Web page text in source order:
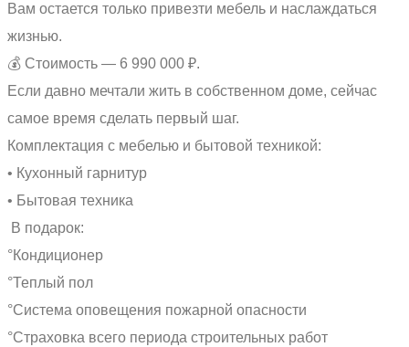
Вам остается только привезти мебель и наслаждаться
жизнью.
💰 Стоимость — 6 990 000 ₽.
Если давно мечтали жить в собственном доме, сейчас
самое время сделать первый шаг.
Комплектация с мебелью и бытовой техникой:
• Кухонный гарнитур
• Бытовая техника
В подарок:
°Кондиционер
°Теплый пол
°Система оповещения пожарной опасности
°Страховка всего периода строительных работ